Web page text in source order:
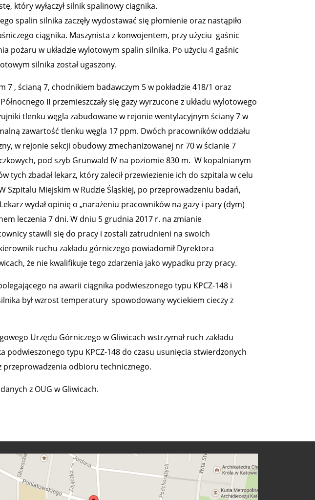
który wyłączył silnik spalinowy ciągnika.
spalin silnika zaczęły wydostawać się płomienie oraz nastąpiło
ciągnika. Maszynista z konwojentem, przy użyciu gaśnic
pożaru w układzie wylotowym spalin silnika. Po użyciu 4 gaśnic
silnika został ugaszony.
, ścianą 7, chodnikiem badawczym 5 w pokładzie 418/1 oraz
II przemieszczały się gazy wyrzucone z układu wylotowego
tlenku węgla zabudowane w rejonie wentylacyjnym ściany 7 w
zawartość tlenku węgla 17 ppm. Dwóch pracowników oddziału
w rejonie sekcji obudowy zmechanizowanej nr 70 w ścianie 7
pod szyb Grunwald IV na poziomie 830 m. W kopalnianym
tych zbadał lekarz, który zalecił przewiezienie ich do szpitala w celu
Szpitalu Miejskim w Rudzie Śląskiej, po przeprowadzeniu badań,
wydał opinię o „narażeniu pracowników na gazy i pary (dym)
leczenia 7 dni. W dniu 5 grudnia 2017 r. na zmianie
stawili się do pracy i zostali zatrudnieni na swoich
ruchu zakładu górniczego powiadomił Dyrektora
że nie kwalifikuje tego zdarzenia jako wypadku przy pracy.
na awarii ciągnika podwieszonego typu KPCZ-148 i
był wzrost temperatury spowodowany wyciekiem cieczy z
Urzędu Górniczego w Gliwicach wstrzymał ruch zakładu
podwieszonego typu KPCZ-148 do czasu usunięcia stwierdzonych
przeprowadzenia odbioru technicznego.
z OUG w Gliwicach.